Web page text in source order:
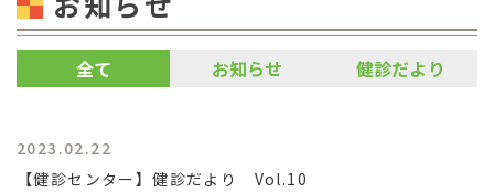
全て お知らせ 健診だより
2023.02.22
【健診センター】健診だより Vol.10